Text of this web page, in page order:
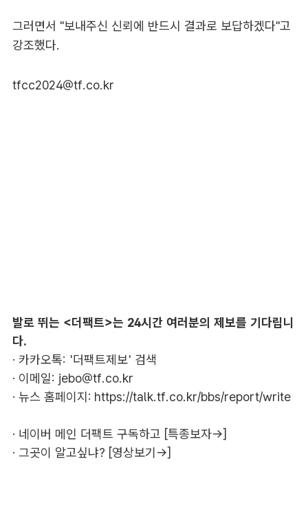
그러면서 "보내주신 신뢰에 반드시 결과로 보답하겠다"고
강조했다.
tfcc2024@tf.co.kr
발로 뛰는 <더팩트>는 24시간 여러분의 제보를 기다립니
다.
· 카카오톡: '더팩트제보' 검색
· 이메일: jebo@tf.co.kr
· 뉴스 홈페이지: https://talk.tf.co.kr/bbs/report/write
· 네이버 메인 더팩트 구독하고 [특종보자→]
· 그곳이 알고싶냐? [영상보기→]